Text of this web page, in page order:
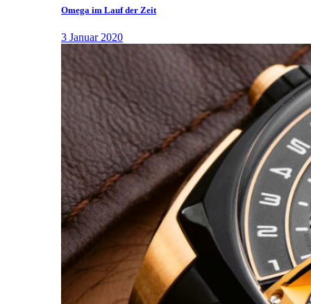
Omega im Lauf der Zeit
3 Januar 2020